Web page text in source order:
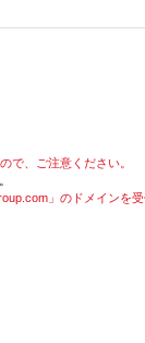
で、ご注意ください。
」のドメインを